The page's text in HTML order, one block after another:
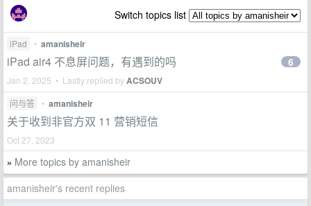
Switch topics list
iPad • amanisheir
iPad air4 不息屏问题，有遇到的吗
Jan 2, 2025 • Lastly replied byACSOUV
6
问与答 • amanisheir
关于收到非官方双 11 营销短信
Oct 27, 2023
» More topics by amanisheir
amanisheir's recent replies